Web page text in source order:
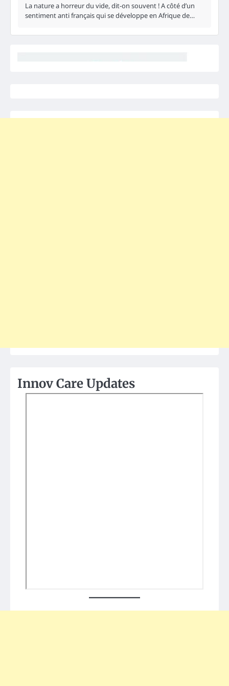
La nature a horreur du vide, dit-on souvent ! A côté d’un
sentiment anti français qui se développe en Afrique de…
Innov Care Updates